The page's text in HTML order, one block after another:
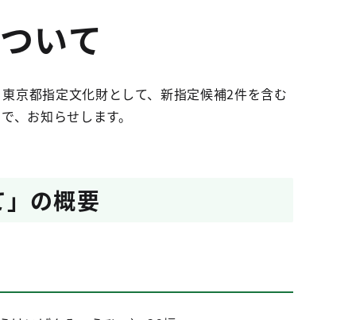
いて
京都指定文化財として、新指定候補2件を含む
、お知らせします。
の概要